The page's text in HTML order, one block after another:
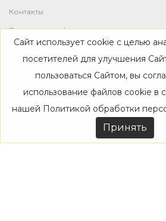
Контакты
Политика конфиденциальности
Магазин
Каталог
Дизайнерам
Акции
Сайт использует cookie с целью
посетителей для улучшения
пользоваться Сайтом, вы
использование файлов cookie в
нашей Политикой обработки
Принять